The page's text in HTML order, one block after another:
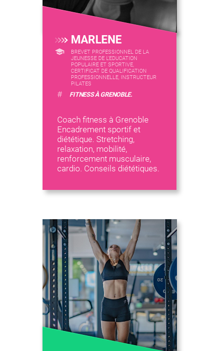
MARLENE
BREVET PROFESSIONNEL DE LA
JEUNESSE DE L'EDUCATION
POPULAIRE ET SPORTIVE,
CERTIFICAT DE QUALIFICATION
PROFESSIONNELLE, INSTRUCTEUR
PILATES
# FITNESS À GRENOBLE.
Coach fitness à Grenoble
Encadrement sportif et
diététique. Stretching,
relaxation, mobilité,
renforcement musculaire,
cardio. Conseils diététiques.